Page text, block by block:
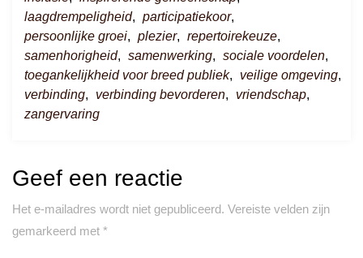
laagdrempeligheid, participatiekoor,
persoonlijke groei, plezier, repertoirekeuze,
samenhorigheid, samenwerking, sociale voordelen,
toegankelijkheid voor breed publiek, veilige omgeving,
verbinding, verbinding bevorderen, vriendschap,
zangervaring
Geef een reactie
Het e-mailadres wordt niet gepubliceerd. Vereiste velden zijn
gemarkeerd met *